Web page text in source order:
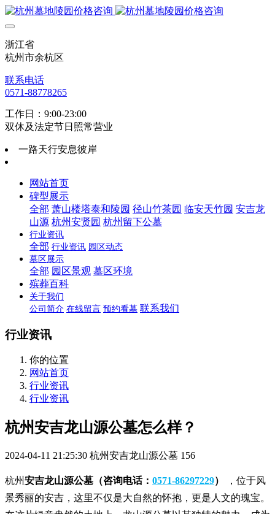
浙江省
杭州市余杭区
联系电话
0571-88778265
工作日：9:00-23:00
双休及法定节日照常营业
一路天行安息彼岸
网站首页
碑型展示
全部 萧山楼塔泰和陵园 径山竹茶园 临安天竹园 安吉龙
山源 杭州安贤园 杭州留下公墓
行业资讯
全部 行业资讯 园区动态
墓区展示
全部 园区景观 墓区环境
殡葬百科
关于我们
公司简介 在线留言 预约看墓 联系我们
行业资讯
你的位置
网站首页
行业资讯
行业资讯
杭州安吉龙山源公墓怎么样？
2024-04-11 21:25:30 杭州安吉龙山源公墓 156
杭州安吉龙山源公墓（咨询电话： 0571-86297229）
，位于风
景秀丽的安吉，这里不仅是大自然的怀抱，更是人文的瑰宝。